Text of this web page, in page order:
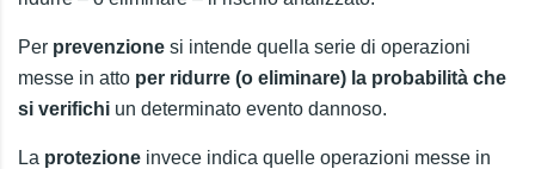
Per prevenzione si intende quella serie di operazioni
messe in atto per ridurre (o eliminare) la probabilità che
si verifichi un determinato evento dannoso.
La protezione invece indica quelle operazioni messe in